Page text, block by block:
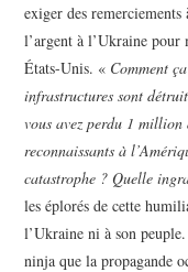
exiger des
l’argent à l’Ukraine pour
États-Unis. « Comment
infrastructures sont
vous avez perdu 1 million
reconnaissants à
catastrophe ? Quelle
les éplorés de cette
l’Ukraine ni à son
ninja que la propagande